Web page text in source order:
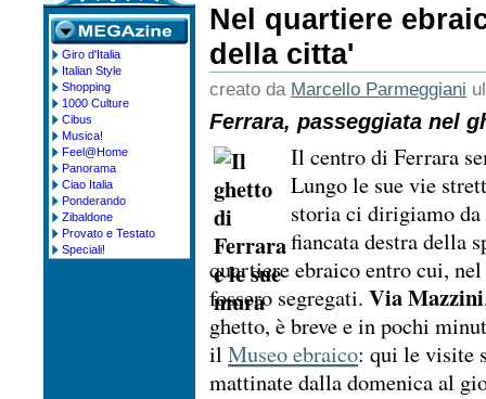
megazine
Giro d'Italia
Italian Style
Shopping
1000 Culture
Cibus
Musica!
Feel@Home
Panorama
Ciao Italia
Ponderando
Zibaldone
Provato e Testato
Speciali!
Nel quartiere
della citta'
creato da Marcello Parmeggiani
Ferrara, passeggiata nel
Il centro di Ferrara
Lungo le sue vie
storia ci dirigiamo da
fiancata destra della
quartiere ebraico entro cui,
fossero segregati.Via Mazzini
ghetto, è breve e in pochi
ilMuseo ebraico: qui le visite
mattinate dalla domenica al